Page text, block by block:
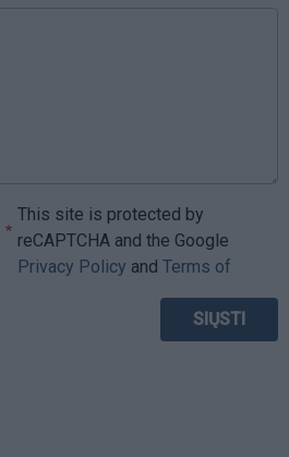
This site is protected by
reCAPTCHA and the Google
Privacy Policy and Terms of